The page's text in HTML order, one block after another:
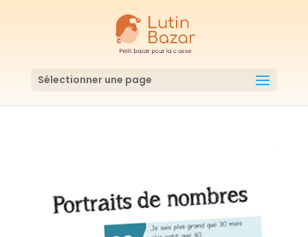
Sélectionner une page